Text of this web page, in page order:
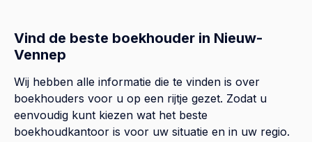
Vind de beste boekhouder in Nieuw-
Vennep
Wij hebben alle informatie die te vinden is over
boekhouders voor u op een rijtje gezet. Zodat u
eenvoudig kunt kiezen wat het beste
boekhoudkantoor is voor uw situatie en in uw regio.